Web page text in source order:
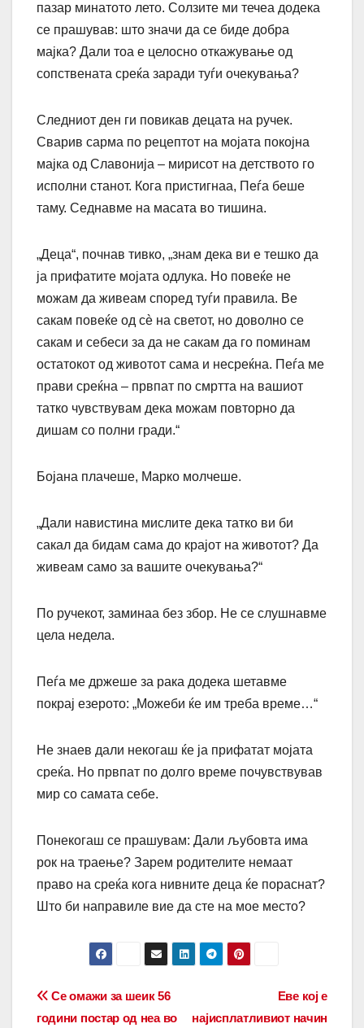
пазар минатото лето. Солзите ми течеа додека
се прашував: што значи да се биде добра
мајка? Дали тоа е целосно откажување од
сопствената среќа заради туѓи очекувања?
Следниот ден ги повикав децата на ручек.
Сварив сарма по рецептот на мојата покојна
мајка од Славонија – мирисот на детството го
исполни станот. Кога пристигнаа, Пеѓа беше
таму. Седнавме на масата во тишина.
„Деца“, почнав тивко, „знам дека ви е тешко да
ја прифатите мојата одлука. Но повеќе не
можам да живеам според туѓи правила. Ве
сакам повеќе од сè на светот, но доволно се
сакам и себеси за да не сакам да го поминам
остатокот од животот сама и несреќна. Пеѓа ме
прави среќна – првпат по смртта на вашиот
татко чувствувам дека можам повторно да
дишам со полни гради.“
Бојана плачеше, Марко молчеше.
„Дали навистина мислите дека татко ви би
сакал да бидам сама до крајот на животот? Да
живеам само за вашите очекувања?“
По ручекот, заминаа без збор. Не се слушнавме
цела недела.
Пеѓа ме држеше за рака додека шетавме
покрај езерото: „Можеби ќе им треба време…“
Не знаев дали некогаш ќе ја прифатат мојата
среќа. Но првпат по долго време почувствував
мир со самата себе.
Понекогаш се прашувам: Дали љубовта има
рок на траење? Зарем родителите немаат
право на среќа кога нивните деца ќе пораснат?
Што би направиле вие да сте на мое место?
Post
Еве кој е
најисплатливиот начин
Се омажи за шеик 56
години постар од неа во